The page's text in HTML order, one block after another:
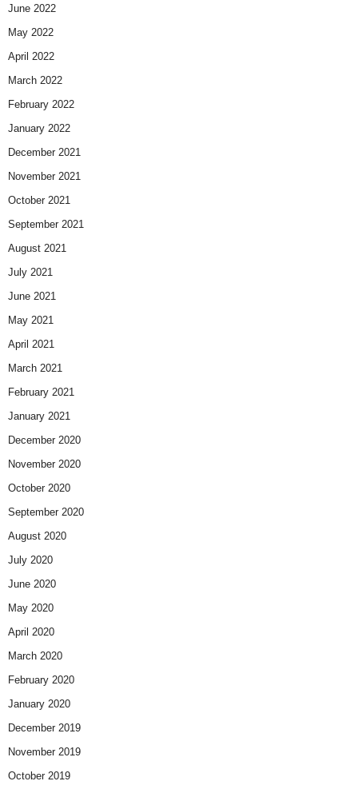
June 2022
May 2022
April 2022
March 2022
February 2022
January 2022
December 2021
November 2021
October 2021
September 2021
August 2021
July 2021
June 2021
May 2021
April 2021
March 2021
February 2021
January 2021
December 2020
November 2020
October 2020
September 2020
August 2020
July 2020
June 2020
May 2020
April 2020
March 2020
February 2020
January 2020
December 2019
November 2019
October 2019